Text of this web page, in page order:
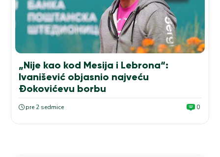
„Nije kao kod Mesija i Lebrona“:
Ivanišević objasnio najveću
Đokovićevu borbu
pre 2 sedmice 0